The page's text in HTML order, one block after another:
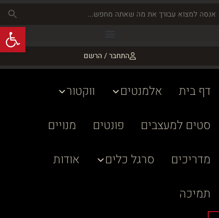
התחבר / הרשם
דף בית אלמנטים
ווקטור
סטים למעצבים
פונטים
מנויים
מדריכים
סרגל כלים
אודות
תמיכה